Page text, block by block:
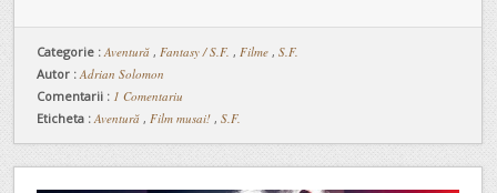
Categorie :Aventură , Fantasy / S.F. , Filme , S.F.
Autor : Adrian Solomon
Comentarii : 1 Comentariu
Eticheta : Aventură , Film musai! , S.F.